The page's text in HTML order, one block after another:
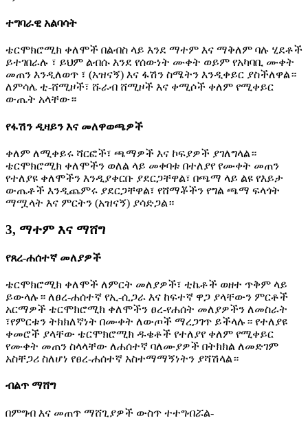
ተግባራዊ አልባሳት
ቴርሞክሮሚክ ቀለሞች በልብስ ላይ እንደ ማተም እና ማቅለም ባሉ ሂደቶች
ይተገበራሉ ፣ ይህም ልብሱ እንደ የሰውነት ሙቀት ወይም የአካባቢ ሙቀት
መጠን እንዲለወጥ ፣ (አዝናኝ) እና ፋሽን ስሜትን እንዲቀይር ያስችለዋል።
ለምሳሌ ቲ-ሸሚዞች፣ ሹራብ ሸሚዞች እና ቀሚሶች ቀለም የሚቀይር
ውጤት አላቸው።
የፋሽን ዲዛይን እና መለዋወጫዎች
ቀለም ለሚቀይሩ ሻርፎች፣ ጫማዎች እና ኮፍያዎች ያገለግላል።
ቴርሞክሮሚክ ቀለሞችን ወለል ላይ መቀባቱ በተለያየ የሙቀት መጠን
የተለያዩ ቀለሞችን እንዲያቀርቡ ያደርጋቸዋል፣ በጫማ ላይ ልዩ የእይታ
ውጤቶች እንዲጨምሩ ያደርጋቸዋል፣ የሸማቾችን የግል ጫማ ፍላጎት
ማሟላት እና ምርትን (አዝናኝ) ያሳድጋል።
3, ማተም እና ማሸግ
የጸረ-ሐሰተኛ መለያዎች
ቴርሞክሮሚክ ቀለሞች ለምርት መለያዎች፣ ቲኬቶች ወዘተ ጥቅም ላይ
ይውላሉ። ለፀረ-ሐሰተኛ የኢ-ሲጋራ እና ከፍተኛ ዋጋ ያላቸውን ምርቶች
አርማዎች ቴርሞክሮሚክ ቀለሞችን ፀረ-የሐሰት መለያዎችን ለመስራት
፣የምርቱን ትክክለኛነት በሙቀት ለውጦች ማረጋገጥ ይችላሉ። የተለያዩ
ቀመሮች ያላቸው ቴርሞክሮሚክ ዱቄቶች የተለያየ ቀለም የሚቀይር
የሙቀት መጠን ስላላቸው ለሐሰተኛ ባለሙያዎች በትክክል ለመድገም
አስቸጋሪ ስለሆነ የፀረ-ሐሰተኛ አስተማማኝነትን ያሻሽላል።
ብልጥ ማሸግ
በምግብ እና መጠጥ ማሸጊያዎች ውስጥ ተተግብሯል-